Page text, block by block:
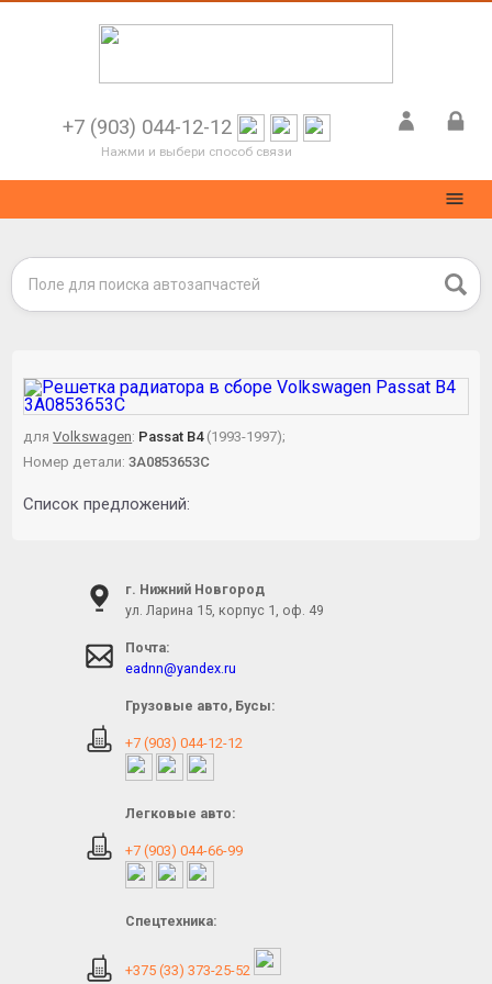
+7 (903) 044-12-12
Нажми и выбери способ связи
дляVolkswagen: Passat B4(1993-1997);
Номер детали:3A0853653C
Список предложений:
г. Нижний Новгород
ул. Ларина 15, корпус 1, оф. 49
Почта:
eadnn@yandex.ru
Грузовые авто, Бусы:
+7 (903) 044-12-12
Легковые авто:
+7 (903) 044-66-99
Спецтехника:
+375 (33) 373-25-52